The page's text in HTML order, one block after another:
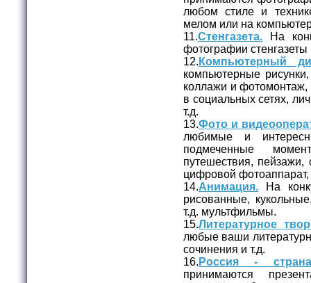
любом стиле и
мелом или на
11.Стенгазета. На
фотографии стенгазеты
12. Компьютерный
компьютерные
коллажи и фотомонтаж,
в социальных сетях,
т.д.
13.Фото и
любимые и
подмеченные
путешествия,
цифровой фотоаппарат,
14.Анимация. На
рисованные,
т.д. мультфильмы.
15.Литературное
любые ваши
сочинения и т.д.
16. Россия -
принимаются